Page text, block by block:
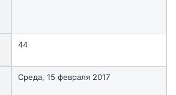
44
Среда, 15 февраля 2017